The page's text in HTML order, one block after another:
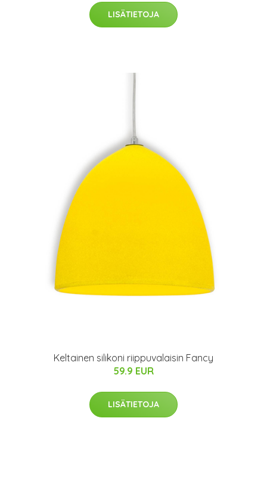
LISÄTIETOJA
Keltainen silikoni riippuvalaisin Fancy
59.9 EUR
LISÄTIETOJA